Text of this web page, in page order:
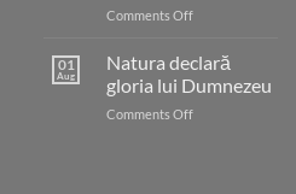
Comments Offon
nostru
care
ești
în
01
Aug
Natura declară
gloria lui Dumnezeu
Comments Offon